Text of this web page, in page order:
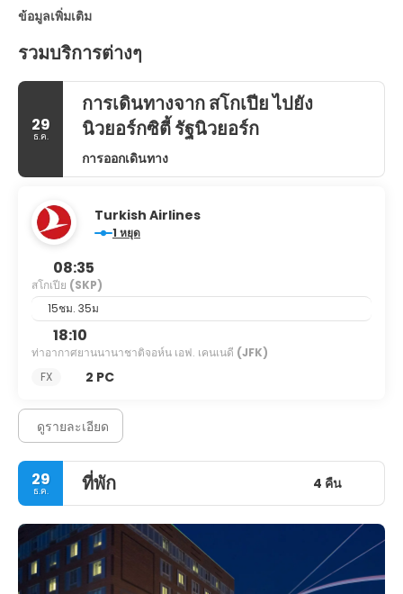
ข้อมูลเพิ่มเติม
รวมบริการต่างๆ
29
ธ.ค.
การเดินทางจาก สโกเปีย ไปยัง
นิวยอร์กซิตี้ รัฐนิวยอร์ก
การออกเดินทาง
Turkish Airlines
1 หยุด
08:35
สโกเปีย (SKP)
15ชม. 35ม
18:10
ท่าอากาศยานนานาชาติจอห์น เอฟ. เคนเนดี (JFK)
FX
2 PC
ดูรายละเอียด
29
ธ.ค. ที่พัก 4 คืน